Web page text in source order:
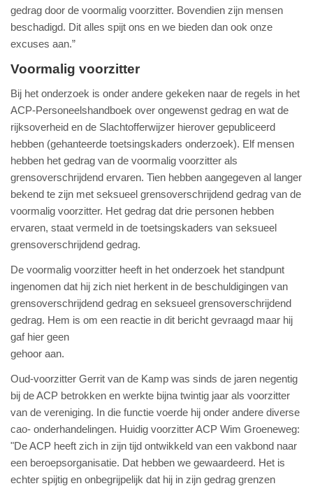
gedrag door de voormalig voorzitter. Bovendien zijn mensen
beschadigd. Dit alles spijt ons en we bieden dan ook onze
excuses aan.”
Voormalig voorzitter
Bij het onderzoek is onder andere gekeken naar de regels in het
ACP-Personeelshandboek over ongewenst gedrag en wat de
rijksoverheid en de Slachtofferwijzer hierover gepubliceerd
hebben (gehanteerde toetsingskaders onderzoek). Elf mensen
hebben het gedrag van de voormalig voorzitter als
grensoverschrijdend ervaren. Tien hebben aangegeven al langer
bekend te zijn met seksueel grensoverschrijdend gedrag van de
voormalig voorzitter. Het gedrag dat drie personen hebben
ervaren, staat vermeld in de toetsingskaders van seksueel
grensoverschrijdend gedrag.
De voormalig voorzitter heeft in het onderzoek het standpunt
ingenomen dat hij zich niet herkent in de beschuldigingen van
grensoverschrijdend gedrag en seksueel grensoverschrijdend
gedrag. Hem is om een reactie in dit bericht gevraagd maar hij
gaf hier geen
gehoor aan.
Oud-voorzitter Gerrit van de Kamp was sinds de jaren negentig
bij de ACP betrokken en werkte bijna twintig jaar als voorzitter
van de vereniging. In die functie voerde hij onder andere diverse
cao- onderhandelingen. Huidig voorzitter ACP Wim Groeneweg:
"De ACP heeft zich in zijn tijd ontwikkeld van een vakbond naar
een beroepsorganisatie. Dat hebben we gewaardeerd. Het is
echter spijtig en onbegrijpelijk dat hij in zijn gedrag grenzen